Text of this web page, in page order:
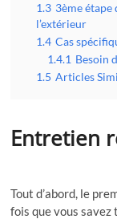
1.3 3ème étape
l’extérieur
1.4 Cas
1.4.1 Besoin
1.5 Articles
Entretien
Tout d’abord, le
fois que vous